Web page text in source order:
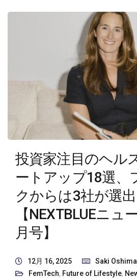
投資家注目のヘル
ートアップ18選、
クからは3社が選出
【NEXTBLUEニュ
月号】
12月 16, 2025
Saki Oshima
FemTech, Future of Lifestyle,